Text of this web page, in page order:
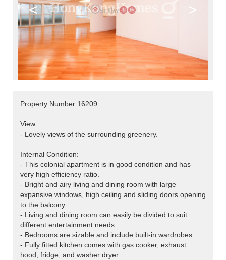
< >
Property Number:16209
View:
- Lovely views of the surrounding greenery.
Internal Condition:
- This colonial apartment is in good condition and has
very high efficiency ratio.
- Bright and airy living and dining room with large
expansive windows, high ceiling and sliding doors opening
to the balcony.
- Living and dining room can easily be divided to suit
different entertainment needs.
- Bedrooms are sizable and include built-in wardrobes.
- Fully fitted kitchen comes with gas cooker, exhaust
hood, fridge, and washer dryer.